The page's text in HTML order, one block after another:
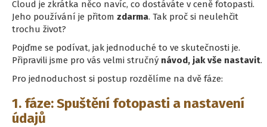
Cloud je zkrátka něco navíc, co dostáváte v ceně fotopasti.
Jeho používání je přitom zdarma. Tak proč si neulehčit
trochu život?
Pojďme se podívat, jak jednoduché to ve skutečnosti je.
Připravili jsme pro vás velmi stručný návod, jak vše nastavit.
Pro jednoduchost si postup rozdělíme na dvě fáze:
1. fáze: Spuštění fotopasti a nastavení
údajů